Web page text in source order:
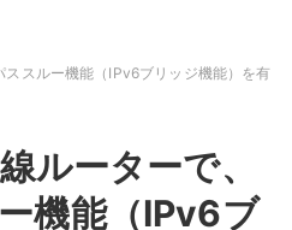
スルー機能（IPv6ブリッジ機能）を有
ルーターで、
機能（IPv6ブ